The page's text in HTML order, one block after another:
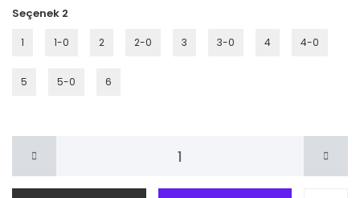
Seçenek 2
1 1-0 2 2-0 3 3-0 4 4-0
5 5-0 6